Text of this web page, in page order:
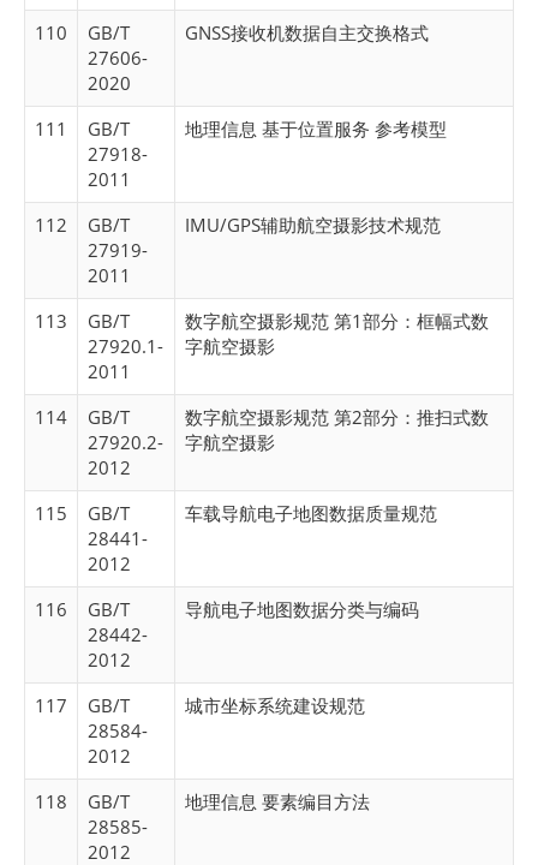
110
GB/T
27606-
2020
GNSS接收机数据自主交换格式
111
GB/T
27918-
2011
地理信息 基于位置服务 参考模型
112
GB/T
27919-
2011
IMU/GPS辅助航空摄影技术规范
113
GB/T
27920.1-
2011
数字航空摄影规范 第1部分：框幅式数
字航空摄影
114
GB/T
27920.2-
2012
数字航空摄影规范 第2部分：推扫式数
字航空摄影
115
GB/T
28441-
2012
车载导航电子地图数据质量规范
116
GB/T
28442-
2012
导航电子地图数据分类与编码
117
GB/T
28584-
2012
城市坐标系统建设规范
118
GB/T
28585-
2012
地理信息 要素编目方法